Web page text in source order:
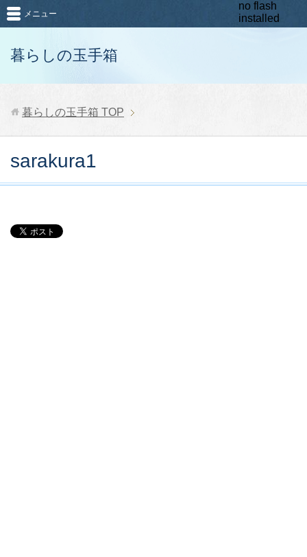
暮らしの玉手箱
メニュー
暮らしの玉手箱 TOP
sarakura1
no flash
installed